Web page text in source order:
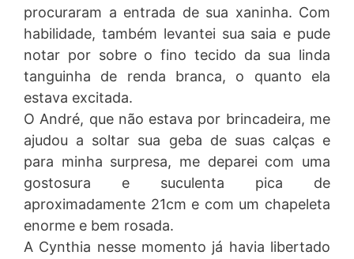
procuraram a entrada de sua xaninha. Com
habilidade, também levantei sua saia e pude
notar por sobre o fino tecido da sua linda
tanguinha de renda branca, o quanto ela
estava excitada.
O André, que não estava por brincadeira, me
ajudou a soltar sua geba de suas calças e
para minha surpresa, me deparei com uma
gostosura e suculenta pica de
aproximadamente 21cm e com um chapeleta
enorme e bem rosada.
A Cynthia nesse momento já havia libertado